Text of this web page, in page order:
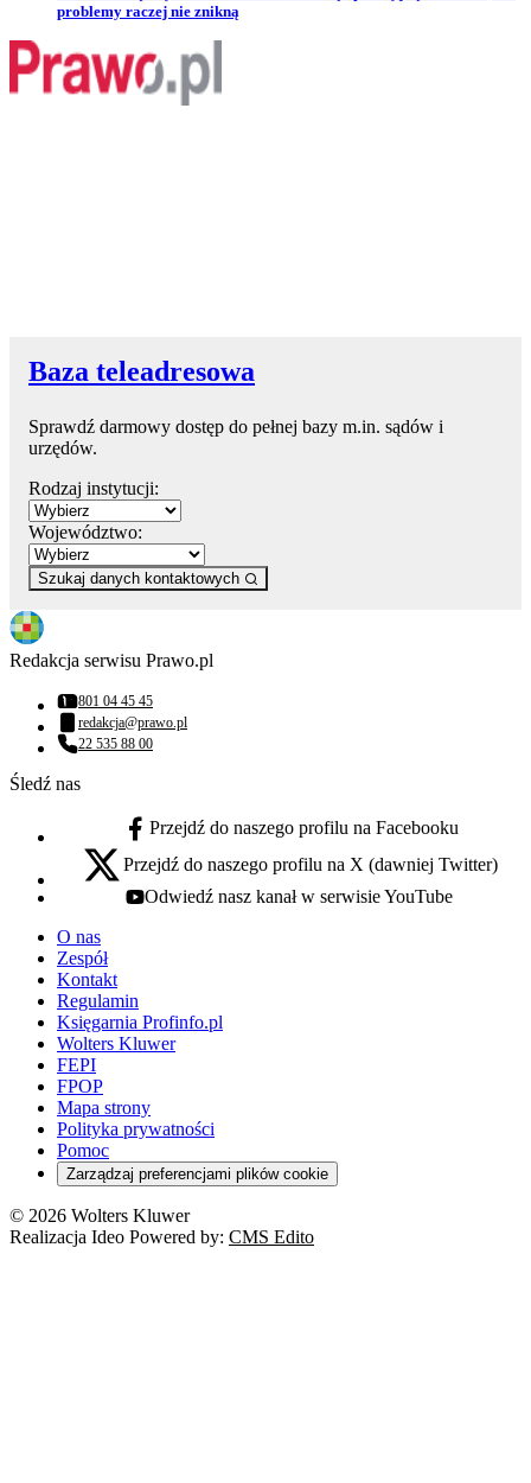
problemy raczej nie znikną
Baza teleadresowa
Sprawdź darmowy dostęp do pełnej bazy m.in. sądów i
urzędów.
Rodzaj instytucji:
Województwo:
Szukaj danych kontaktowych
Redakcja serwisu Prawo.pl
Numer telefonu:
801 04 45 45
Adres email:
redakcja@prawo.pl
Numer telefonu:
22 535 88 00
Śledź nas
facebook - otwiera się w nowej karcie
Przejdź do naszego profilu na Facebooku
x - otwiera się w nowej karcie
Przejdź do naszego profilu na X (dawniej Twitter)
youtube - otwiera się w nowej karcie
Odwiedź nasz kanał w serwisie YouTube
O nas
Zespół
Kontakt
Regulamin
Księgarnia Profinfo.pl
Wolters Kluwer
FEPI
FPOP
Mapa strony
Polityka prywatności
Pomoc
Zarządzaj preferencjami plików cookie
© 2026 Wolters Kluwer
Realizacja Ideo Powered by: CMS Edito